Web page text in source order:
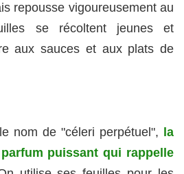
repousse vigoureusement au
se récoltent jeunes et
aux sauces et aux plats de
nom de "céleri perpétuel", la
puissant qui rappelle